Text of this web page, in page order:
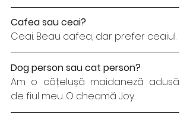
Cafea sau ceai?
Ceai. Beau cafea, dar prefer ceaiul.
Dog person sau cat person?
Am o cățelușă maidaneză adusă
de fiul meu. O cheamă Joy.